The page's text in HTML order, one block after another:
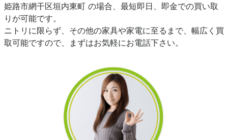
姫路市網干区垣内東町 の場合、最短即日、即金での買い取
りが可能です。
ニトリに限らず、その他の家具や家電に至るまで、幅広く買
取可能ですので、まずはお気軽にお電話下さい。